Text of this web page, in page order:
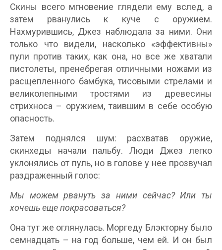
Скины всего мгновение глядели ему вслед, а
затем рванулись к куче с оружием.
Нахмурившись, Джез наблюдала за ними. Они
только что видели, насколько «эффективны»
пули против таких, как она, но все же хватали
пистолеты, пренебрегая отличными ножами из
расщепленного бамбука, тисовыми стрелами и
великолепными тростями из древесины
стрихноса – оружием, таившим в себе особую
опасность.
Затем поднялся шум: расхватав оружие,
скинхеды начали пальбу. Люди Джез легко
уклонялись от пуль, но в голове у нее прозвучал
раздраженный голос:
Мы можем рвануть за ними сейчас? Или ты
хочешь еще покрасоваться?
Она тут же оглянулась. Моргеду Блэкторну было
семнадцать – на год больше, чем ей. И он был